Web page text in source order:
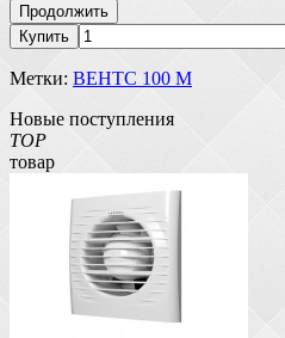
Продолжить
Купить
Метки: ВЕНТС 100 М
Новые поступления
TOP
товар